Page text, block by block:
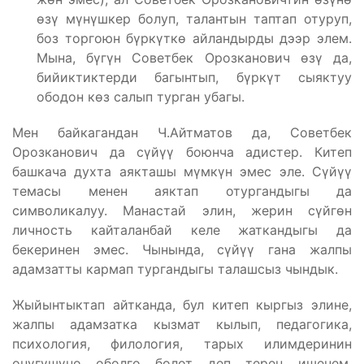
өзү мүнүшкер болуп, талантын таптап отуруп,
боз торгоюн бүркүткө айландырды дээр элем.
Мына, бүгүн Советбек Орозканович өзү да,
бийиктиктерди багынтып, бүркүт сыяктуу
ободон көз салып турган убагы.
Мен байкагандан Ч.Айтматов да, Советбек
Орозканович да сүйүү боюнча адистер. Китеп
башкача духта аякташы мүмкүн эмес эле. Сүйүү
темасы менен аяктап отургандыгы да
символикалуу. Манастай элин, жерин сүйгөн
личность кайталанбай келе жаткандыгы да
бекеринен эмес. Чынында, сүйүү гана жалпы
адамзатты кармап тургандыгы талашсыз чындык.
Жыйынтыктап айтканда, бул китеп кыргыз элине,
жалпы адамзатка кызмат кылып, педагогика,
психология, филология, тарых илимдеринин